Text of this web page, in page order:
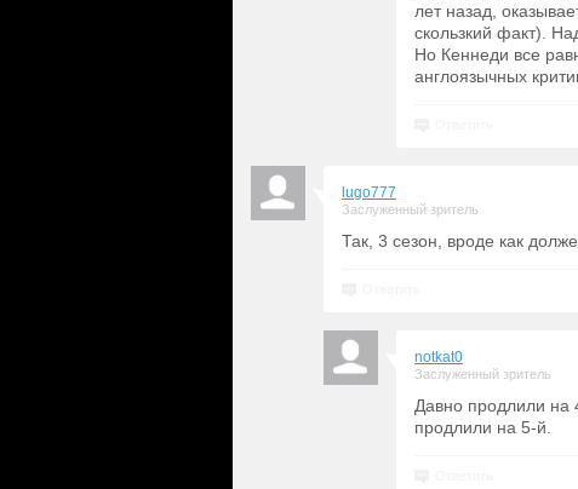
лет назад,
скользкий факт).
Но Кеннеди все
англоязычных
lugo777
Заслуженный зритель
Так, 3 сезон, вроде как
notkat0
Заслуженный зритель
Давно продлили на
продлили на 5-й.